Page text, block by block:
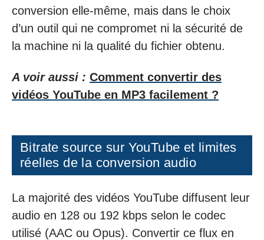
conversion elle-même, mais dans le choix
d’un outil qui ne compromet ni la sécurité de
la machine ni la qualité du fichier obtenu.
A voir aussi : Comment convertir des
vidéos YouTube en MP3 facilement ?
Bitrate source sur YouTube et limites
réelles de la conversion audio
La majorité des vidéos YouTube diffusent leur
audio en 128 ou 192 kbps selon le codec
utilisé (AAC ou Opus). Convertir ce flux en